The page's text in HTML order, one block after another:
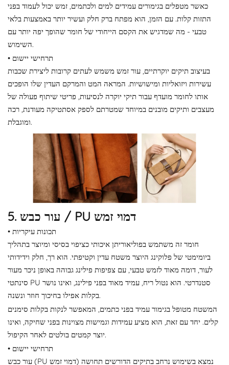
כאשר מטפלים בגימורים עמידים למים ולכתמים, זמש יכול לעמוד בפני
התזות קלות. עם הזמן, הוא מפתח ברק חלק ועשיר יותר באמצעות בלאי
טבעי - מה שמדגיש את הקסם הייחודי של חומר שהופך יפה יותר עם
השימוש.
• תרחישי יישום
בעיצוב תיקים יוקרתיים, עור זמש משמש לעתים קרובות ליצירת שכבות
עשירות ויזואליות ומישושיות. המראה המט והמרקם העדין שלו הופכים
אותו לחומר מועדף עבור תיקי יוקרה לנסיעות, פריטי שיתוף פעולה של
מעצבים ותיקים מובנים במיוחד שמטרתם לספק אסתטיקה מעודנת, רכה
ומוגבלת.
5. עור כבש / PU דמוי זמש
• תכונות עיקריות
חומר זה משתמש בפוליאוריתן איכותי כציפוי בסיסי ומיוצר בתהליך
ביומימטי של פלוקינג היוצר משטח עדין וקטיפתי. הוא רך, חלק וידידותי
לעור, דומה מאוד לזמש טבעי, עם צפיפות פילינג גבוהה באופן ניכר מעור
סינתטי PU סטנדרטי. הוא נטול ריח, עמיד מאוד בפני פילינג, ואינו נושר
בקלות אפילו בחיכוך חוזר ונשנה.
המשטח מטופל בגימור עמיד בפני כתמים, המאפשר לנקות בקלות סימנים
קלים. יחד עם זאת, הוא מציע עמידות וגמישות מצוינות בפני שחיקה, ואינו
יוצר קמטים בולטים לאחר הקיפול.
• תרחישי יישום
עור כבש (PU דמוי זמש) נמצא בשימוש נרחב בתיקים הדורשים תחושה